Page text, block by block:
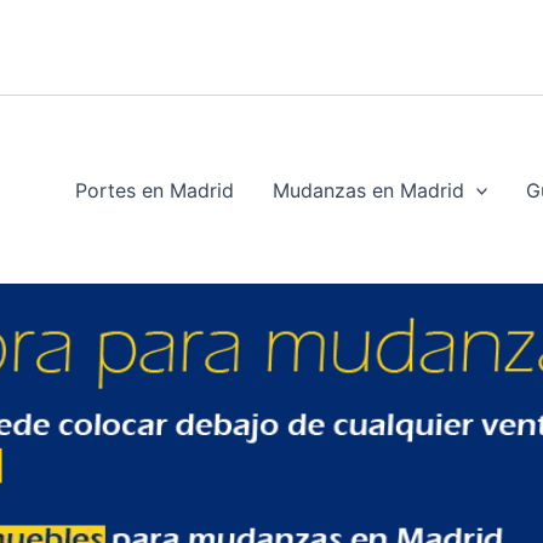
Portes en Madrid Mudanzas en Madrid